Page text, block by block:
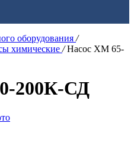
оборудования /
химические / Насос ХМ 65-
200К-СД